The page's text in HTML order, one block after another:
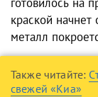
краской начнет
металл
Также читайте:
свежей «Киа»